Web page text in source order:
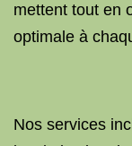
mettent tout en
optimale à
Nos services